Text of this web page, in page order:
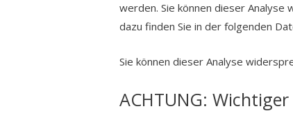
werden. Sie können dieser
dazu finden Sie in der folgenden
Sie können dieser Analyse
ACHTUNG: